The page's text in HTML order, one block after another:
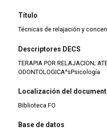
Título
Técnicas de relajación y
Descriptores DECS
TERAPIA POR RELAJACION;
ODONTOLOGICA^sPsicología
Localización del
Biblioteca FO
Base de datos